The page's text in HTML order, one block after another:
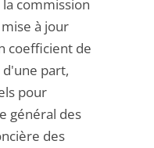
commission
à jour
coefficient de
part,
pour
général des
des